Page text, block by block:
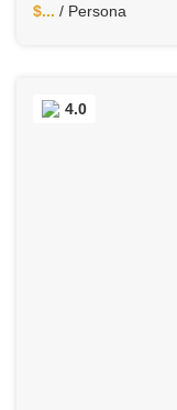
$... / Persona
4.0